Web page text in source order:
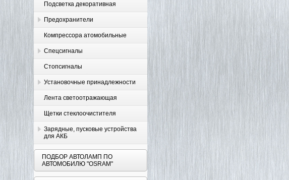
Подсветка декоративная
Предохранители
Компрессора атомобильные
Спецсигналы
Стопсигналы
Установочные принадлежности
Лента светоотражающая
Щетки стеклоочистителя
Зарядные, пусковые устройства
для АКБ
ПОДБОР АВТОЛАМП ПО
АВТОМОБИЛЮ "OSRAM"